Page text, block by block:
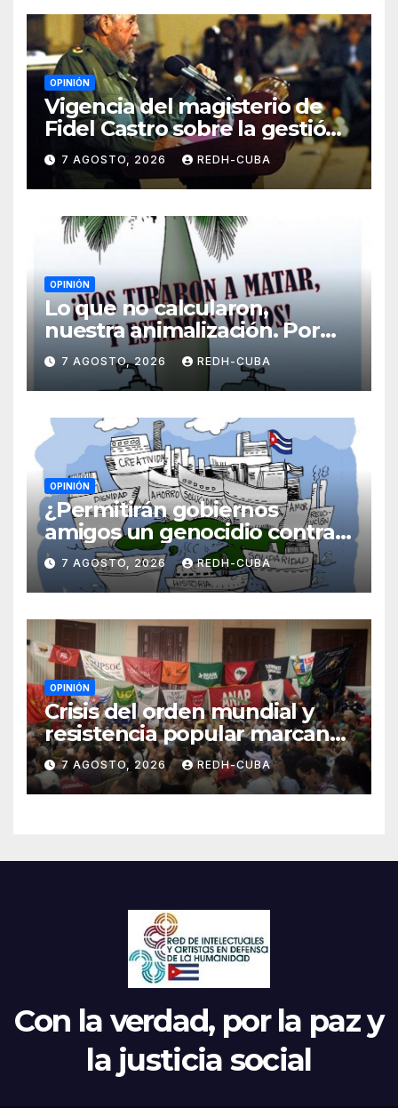
OPINIÓN
Vigencia del magisterio de
Fidel Castro sobre la gestión
del liderazgo revolucionario.
Por Jorge Luís Guach Estévez
7 AGOSTO, 2026 REDH-CUBA
OPINIÓN
Lo que no calcularon,
nuestra animalización. Por
Laidi Fernández de Juan
7 AGOSTO, 2026 REDH-CUBA
OPINIÓN
¿Permitirán gobiernos
amigos un genocidio contra
Cuba? Por Hedelberto López
Blanch
7 AGOSTO, 2026 REDH-CUBA
OPINIÓN
Crisis del orden mundial y
resistencia popular marcan
el inicio de la IV Asamblea
Continental de ALBA
Movimientos en Cuba
7 AGOSTO, 2026 REDH-CUBA
Con la verdad, por la paz y
la justicia social